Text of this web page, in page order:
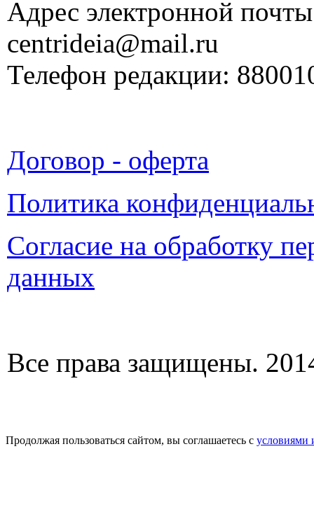
Адрес электронной
centrideia@mail.ru
Телефон редакции:
Договор - оферта
Политика
Согласие на обработку
данных
Все права защищены.
Продолжая пользоваться сайтом, вы соглашаетесь с условиями